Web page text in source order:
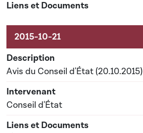
Avis du Conseil d'État (20.10.2015)
Conseil d'État